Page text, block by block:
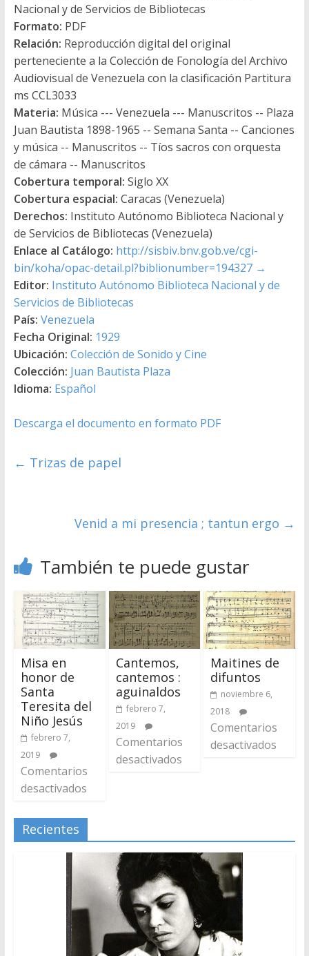
Nacional y de Servicios de Bibliotecas
Formato: PDF
Relación: Reproducción digital del original
perteneciente a la Colección de Fonología del Archivo
Audiovisual de Venezuela con la clasificación Partitura
ms CCL3033
Materia: Música --- Venezuela --- Manuscritos -- Plaza
Juan Bautista 1898-1965 -- Semana Santa -- Canciones
y música -- Manuscritos -- Tíos sacros con orquesta
de cámara -- Manuscritos
Cobertura temporal: Siglo XX
Cobertura espacial: Caracas (Venezuela)
Derechos: Instituto Autónomo Biblioteca Nacional y
de Servicios de Bibliotecas (Venezuela)
Enlace al Catálogo: http://sisbiv.bnv.gob.ve/cgi-
bin/koha/opac-detail.pl?biblionumber=194327 →
Editor: Instituto Autónomo Biblioteca Nacional y de
Servicios de Bibliotecas
País: Venezuela
Fecha Original: 1929
Ubicación: Colección de Sonido y Cine
Colección: Juan Bautista Plaza
Idioma: Español
Descarga el documento en formato PDF
← Trizas de papel
Venid a mi presencia ; tantun ergo →
También te puede gustar
Misa en
honor de
Santa
Teresita del
Niño Jesús
febrero 7,
2019
Comentarios
desactivados
Cantemos,
cantemos :
aguinaldos
febrero 7,
2019
Comentarios
desactivados
Maitines de
difuntos
noviembre 6,
2018
Comentarios
desactivados
Recientes